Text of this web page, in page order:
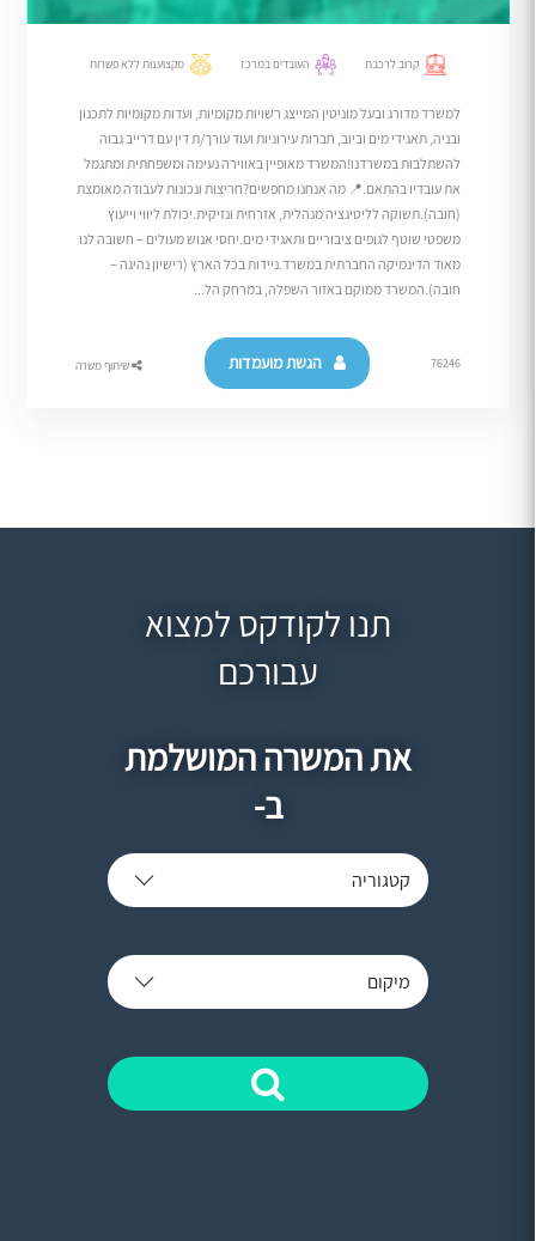
קרוב לרכבת העובדים במרכז מקצוענות ללא פשרות
למשרד מדורג ובעל מוניטין המייצג רשויות מקומיות, ועדות מקומיות לתכנון
ובניה, תאגידי מים וביוב, חברות עירוניות ועוד עורך/ת דין עם דרייב גבוה
להשתלבות במשרדנו!המשרד מאופיין באווירה נעימה ומשפחתית ומתגמל
את עובדיו בהתאם.​📍 מה אנחנו מחפשים?חריצות ונכונות לעבודה מאומצת
(חובה).​תשוקה לליטיגציה מנהלית, אזרחית ונזיקית.​יכולת ליווי וייעוץ
משפטי שוטף לגופים ציבוריים ותאגידי מים.​יחסי אנוש מעולים – חשובה לנו
מאוד הדינמיקה החברתית במשרד.​ניידות בכל הארץ (רישיון נהיגה –
חובה).המשרד ממוקם באזור השפלה, במרחק הל...
76246 הגשת מועמדות שיתוף משרה
תנו לקודקס למצוא
עבורכם
את המשרה המושלמת
ב-
קטגוריה
מיקום